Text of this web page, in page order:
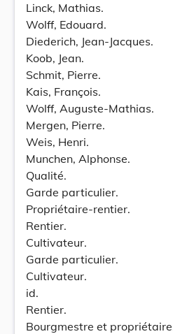
Linck, Mathias.
Wolff, Edouard.
Diederich, Jean-Jacques.
Koob, Jean.
Schmit, Pierre.
Kais, François.
Wolff, Auguste-Mathias.
Mergen, Pierre.
Weis, Henri.
Munchen, Alphonse.
Qualité.
Garde particulier.
Propriétaire-rentier.
Rentier.
Cultivateur.
Garde particulier.
Cultivateur.
id.
Rentier.
Bourgmestre et